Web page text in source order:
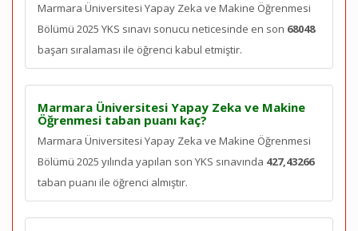
Marmara Üniversitesi Yapay Zeka ve Makine Öğrenmesi
Bölümü 2025 YKS sınavı sonucu neticesinde en son 68048
başarı sıralaması ile öğrenci kabul etmiştir.
Marmara Üniversitesi Yapay Zeka ve Makine
Öğrenmesi taban puanı kaç?
Marmara Üniversitesi Yapay Zeka ve Makine Öğrenmesi
Bölümü 2025 yılında yapılan son YKS sınavında 427,43266
taban puanı ile öğrenci almıştır.